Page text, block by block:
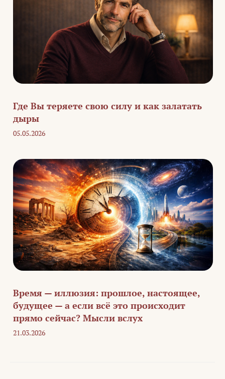
Где Вы теряете свою силу и как залатать
дыры
05.05.2026
Время — иллюзия: прошлое, настоящее,
будущее — а если всё это происходит
прямо сейчас? Мысли вслух
21.03.2026